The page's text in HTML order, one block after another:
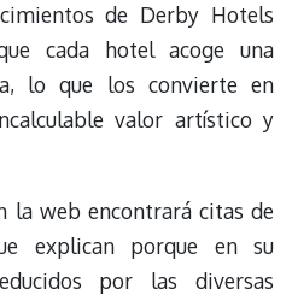
de Derby Hotels
cada hotel acoge una
lo que los convierte en
valor artístico y
la web encontrará citas de
explican porque en su
por las diversas